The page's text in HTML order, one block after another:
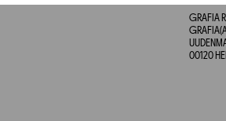
GRAFIA
00120